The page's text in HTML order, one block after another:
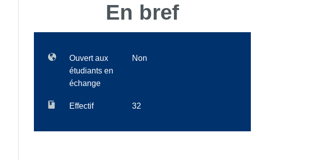
En bref
Ouvert aux
étudiants en
échange
Non
Effectif 32